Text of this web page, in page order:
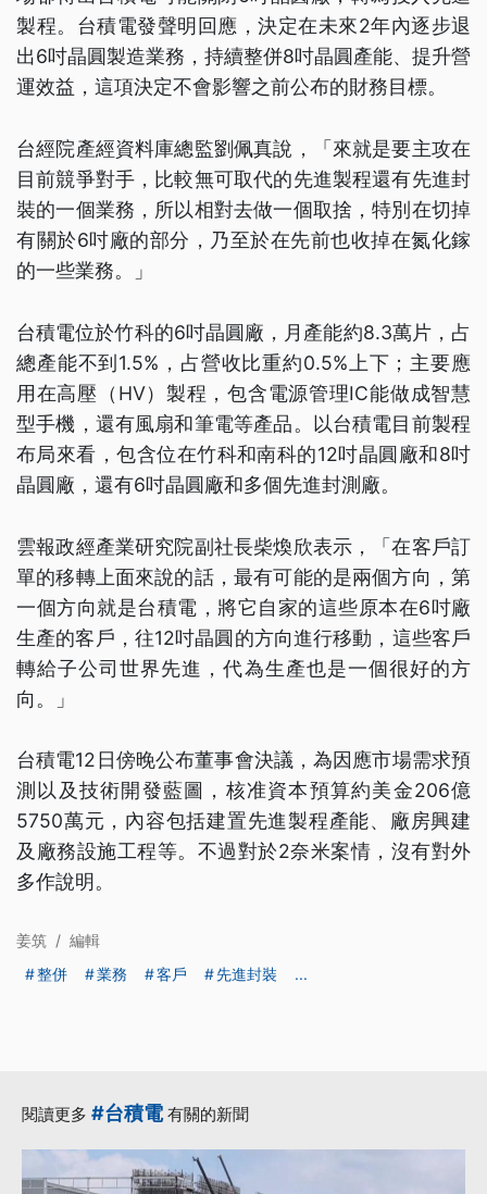
製程。台積電發聲明回應，決定在未來2年內逐步退
出6吋晶圓製造業務，持續整併8吋晶圓產能、提升營
運效益，這項決定不會影響之前公布的財務目標。
台經院產經資料庫總監劉佩真說，「來就是要主攻在
目前競爭對手，比較無可取代的先進製程還有先進封
裝的一個業務，所以相對去做一個取捨，特別在切掉
有關於6吋廠的部分，乃至於在先前也收掉在氮化鎵
的一些業務。」
台積電位於竹科的6吋晶圓廠，月產能約8.3萬片，占
總產能不到1.5%，占營收比重約0.5%上下；主要應
用在高壓（HV）製程，包含電源管理IC能做成智慧
型手機，還有風扇和筆電等產品。以台積電目前製程
布局來看，包含位在竹科和南科的12吋晶圓廠和8吋
晶圓廠，還有6吋晶圓廠和多個先進封測廠。
雲報政經產業研究院副社長柴煥欣表示，「在客戶訂
單的移轉上面來說的話，最有可能的是兩個方向，第
一個方向就是台積電，將它自家的這些原本在6吋廠
生產的客戶，往12吋晶圓的方向進行移動，這些客戶
轉給子公司世界先進，代為生產也是一個很好的方
向。」
台積電12日傍晚公布董事會決議，為因應市場需求預
測以及技術開發藍圖，核准資本預算約美金206億
5750萬元，內容包括建置先進製程產能、廠房興建
及廠務設施工程等。不過對於2奈米案情，沒有對外
多作說明。
姜筑 / 編輯
整併
業務 客戶 先進封裝 ...
閱讀更多 #台積電有關的新聞